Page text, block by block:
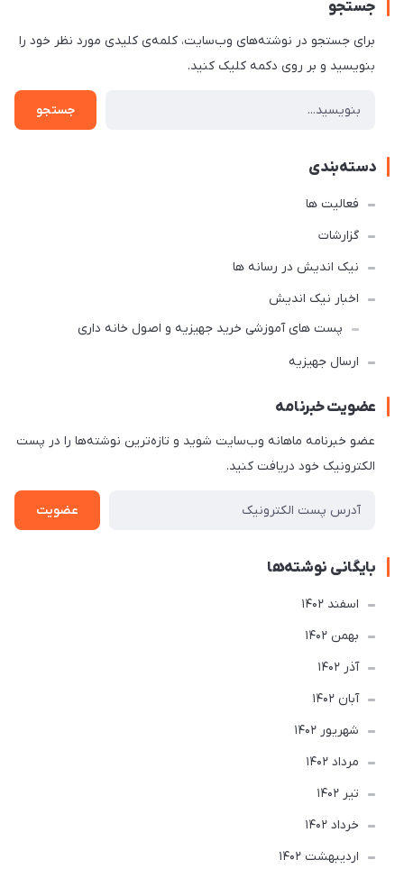
جستجو
برای جستجو در نوشته‌های وب‌سایت، کلمه‌ی کلیدی مورد نظر خود را
بنویسید و بر روی دکمه کلیک کنید.
جستجو
دسته‌بندی
فعالیت ها
گزارشات
نیک اندیش در رسانه ها
اخبار نیک اندیش
پست های آموزشی خرید جهیزیه و اصول خانه داری
ارسال جهیزیه
عضویت خبرنامه
عضو خبرنامه ماهانه وب‌سایت شوید و تازه‌ترین نوشته‌ها را در پست
الکترونیک خود دریافت کنید.
عضویت
بایگانی نوشته‌ها
اسفند 1402
بهمن 1402
آذر 1402
آبان 1402
شهریور 1402
مرداد 1402
تير 1402
خرداد 1402
ارديبهشت 1402